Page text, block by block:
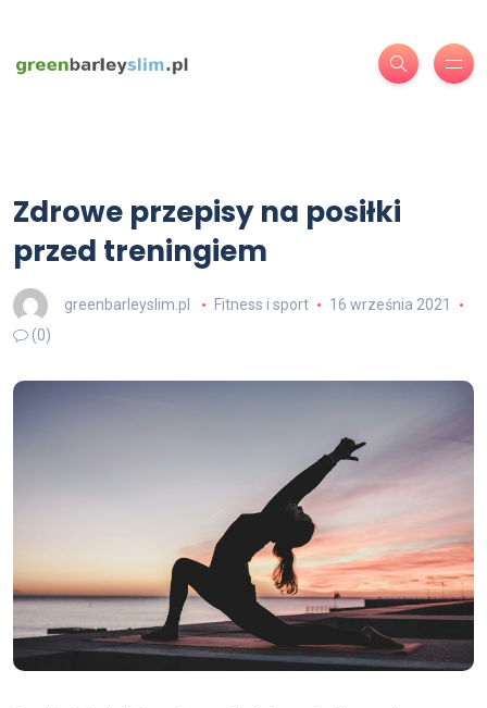
Zdrowe przepisy na posiłki
przed treningiem
greenbarleyslim.pl Fitness i sport
16 września 2021
(0)